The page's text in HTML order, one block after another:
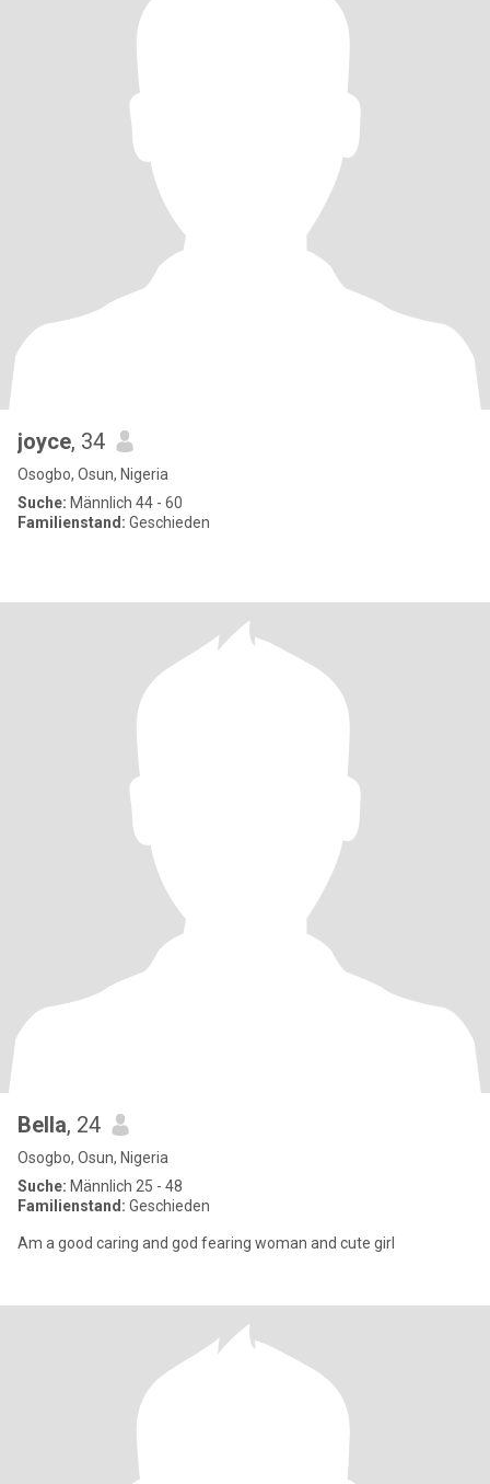
joyce, 34
Osogbo, Osun, Nigeria
Suche: Männlich 44 - 60
Familienstand: Geschieden
Bella, 24
Osogbo, Osun, Nigeria
Suche: Männlich 25 - 48
Familienstand: Geschieden
Am a good caring and god fearing woman and cute girl